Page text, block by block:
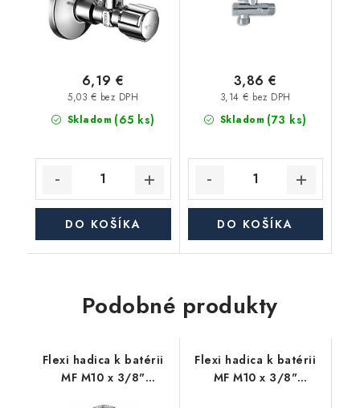
Skladom (65 ks)
5,03 € bez DPH
6,19 €
DO KOŠÍKA
Skladom (73 ks)
3,14 € bez DPH
3,86 €
DO KOŠÍKA
Podobné produkty
Flexi hadica k batérii
MF M10 x 3/8"
Flexi hadica k batérii
MF M10 x 3/8"